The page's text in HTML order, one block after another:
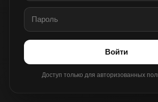
Войти
Доступ только для авторизованных